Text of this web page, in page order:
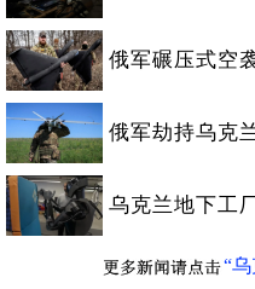
俄军碾压式空
俄军劫持乌克
乌克兰地下工
“